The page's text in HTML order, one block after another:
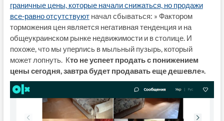
граничные цены, которые начали снижаться, но продажи
все-равно отсутствуютначал сбываться: » Фактором
торможения цен является негативная тенденция и на
общеукраинском рынке недвижимости и в столице. И
похоже, что мы уперлись в мыльный пузырь, который
может лопнуть. Кто не успеет продать с понижением
цены сегодня, завтра будет продавать еще дешевле».